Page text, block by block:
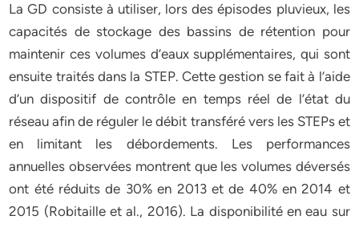
La GD consiste à utiliser, lors des épisodes pluvieux, les
capacités de stockage des bassins de rétention pour
maintenir ces volumes d’eaux supplémentaires, qui sont
ensuite traités dans la STEP. Cette gestion se fait à l’aide
d’un dispositif de contrôle en temps réel de l’état du
réseau afin de réguler le débit transféré vers les STEPs et
en limitant les débordements. Les performances
annuelles observées montrent que les volumes déversés
ont été réduits de 30% en 2013 et de 40% en 2014 et
2015 (Robitaille et al., 2016). La disponibilité en eau sur